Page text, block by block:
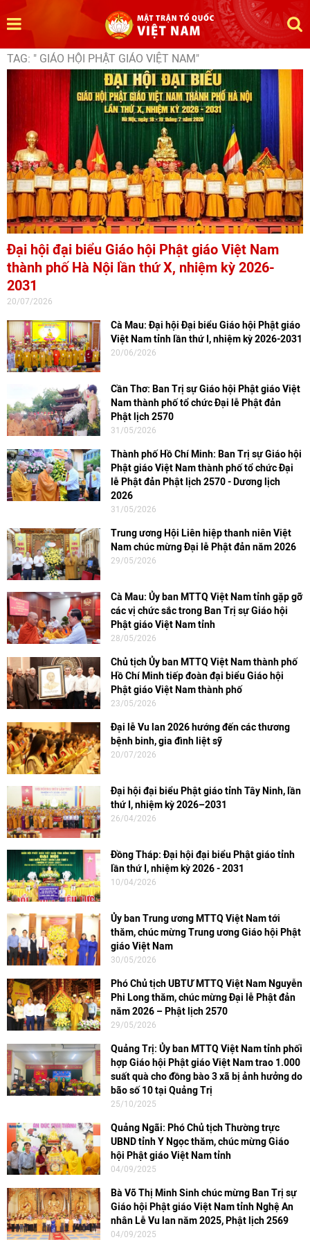
TAG: " GIÁO HỘI PHẬT GIÁO VIỆT NAM"
Đại hội đại biểu Giáo hội Phật giáo Việt Nam
thành phố Hà Nội lần thứ X, nhiệm kỳ 2026-
2031
20/07/2026
Cà Mau: Đại hội Đại biểu Giáo hội Phật giáo
Việt Nam tỉnh lần thứ I, nhiệm kỳ 2026-2031
20/06/2026
Cần Thơ: Ban Trị sự Giáo hội Phật giáo Việt
Nam thành phố tổ chức Đại lễ Phật đản
Phật lịch 2570
31/05/2026
Thành phố Hồ Chí Minh: Ban Trị sự Giáo hội
Phật giáo Việt Nam thành phố tổ chức Đại
lễ Phật đản Phật lịch 2570 - Dương lịch
2026
31/05/2026
Trung ương Hội Liên hiệp thanh niên Việt
Nam chúc mừng Đại lễ Phật đản năm 2026
29/05/2026
Cà Mau: Ủy ban MTTQ Việt Nam tỉnh gặp gỡ
các vị chức sắc trong Ban Trị sự Giáo hội
Phật giáo Việt Nam tỉnh
28/05/2026
Chủ tịch Ủy ban MTTQ Việt Nam thành phố
Hồ Chí Minh tiếp đoàn đại biểu Giáo hội
Phật giáo Việt Nam thành phố
23/05/2026
Đại lễ Vu lan 2026 hướng đến các thương
bệnh binh, gia đình liệt sỹ
20/07/2026
Đại hội đại biểu Phật giáo tỉnh Tây Ninh, lần
thứ I, nhiệm kỳ 2026–2031
26/04/2026
Đồng Tháp: Đại hội đại biểu Phật giáo tỉnh
lần thứ I, nhiệm kỳ 2026 - 2031
10/04/2026
Ủy ban Trung ương MTTQ Việt Nam tới
thăm, chúc mừng Trung ương Giáo hội Phật
giáo Việt Nam
30/05/2026
Phó Chủ tịch UBTƯ MTTQ Việt Nam Nguyễn
Phi Long thăm, chúc mừng Đại lễ Phật đản
năm 2026 – Phật lịch 2570
29/05/2026
Quảng Trị: Ủy ban MTTQ Việt Nam tỉnh phối
hợp Giáo hội Phật giáo Việt Nam trao 1.000
suất quà cho đồng bào 3 xã bị ảnh hưởng do
bão số 10 tại Quảng Trị
25/10/2025
Quảng Ngãi: Phó Chủ tịch Thường trực
UBND tỉnh Y Ngọc thăm, chúc mừng Giáo
hội Phật giáo Việt Nam tỉnh
04/09/2025
Bà Võ Thị Minh Sinh chúc mừng Ban Trị sự
Giáo hội Phật giáo Việt Nam tỉnh Nghệ An
nhân Lễ Vu lan năm 2025, Phật lịch 2569
04/09/2025